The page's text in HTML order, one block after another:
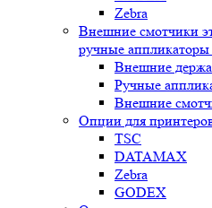
Zebra
Внешние смотчики
ручные аппликаторы
Внешние
Ручные
Внешние
Опции для
TSC
DATAMAX
Zebra
GODEX